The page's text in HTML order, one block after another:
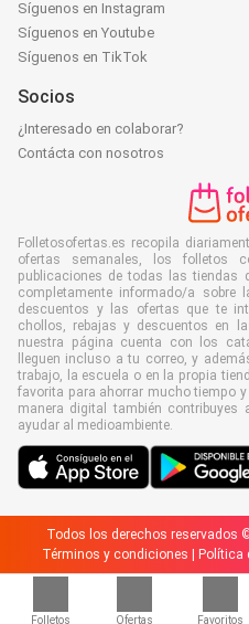
Folletos Ofertas Favoritos
Síguenos en Instagram
Síguenos en Youtube
Síguenos en TikTok
Socios
¿Interesado en colaborar?
Contácta con nosotros
Folletosofertas.es recopila
ofertas semanales, los folletos
publicaciones de todas las tiendas
completamente informado/a
descuentos y las ofertas que te
chollos, rebajas y descuentos en
nuestra página cuenta con los
lleguen incluso a tu correo, y
trabajo, la escuela o en la propia
favorita para ahorrar mucho tiempo
manera digital también
ayudar al medioambiente.
Todos los derechos reservados
Términos y condiciones
Política